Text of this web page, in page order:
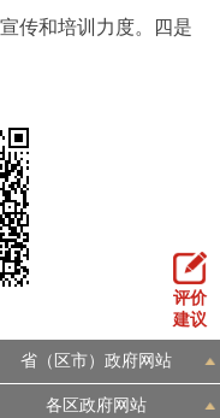
传和培训力度。四是
评价
建议
省（区市）政府网站
各区政府网站